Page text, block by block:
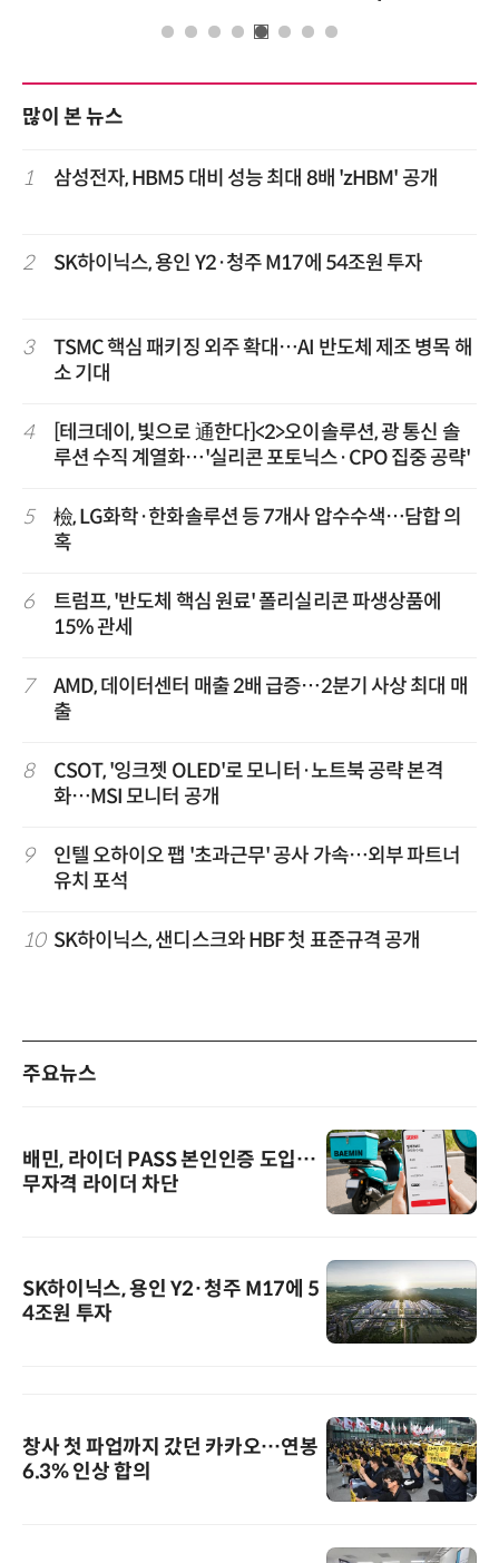
많이 본 뉴스
1 삼성전자, HBM5 대비 성능 최대 8배 'zHBM' 공개
2 SK하이닉스, 용인 Y2·청주 M17에 54조원 투자
3
TSMC 핵심 패키징 외주 확대…AI 반도체 제조 병목 해
소 기대
4
[테크데이, 빛으로 通한다]<2>오이솔루션, 광 통신 솔
루션 수직 계열화…'실리콘 포토닉스·CPO 집중 공략'
5
檢, LG화학·한화솔루션 등 7개사 압수수색…담합 의
혹
6
트럼프, '반도체 핵심 원료' 폴리실리콘 파생상품에
15% 관세
7
AMD, 데이터센터 매출 2배 급증…2분기 사상 최대 매
출
8
CSOT, '잉크젯 OLED'로 모니터·노트북 공략 본격
화…MSI 모니터 공개
9
인텔 오하이오 팹 '초과근무' 공사 가속…외부 파트너
유치 포석
10 SK하이닉스, 샌디스크와 HBF 첫 표준규격 공개
주요뉴스
배민, 라이더 PASS 본인인증 도입…
무자격 라이더 차단
SK하이닉스, 용인 Y2·청주 M17에 5
4조원 투자
창사 첫 파업까지 갔던 카카오…연봉
6.3% 인상 합의